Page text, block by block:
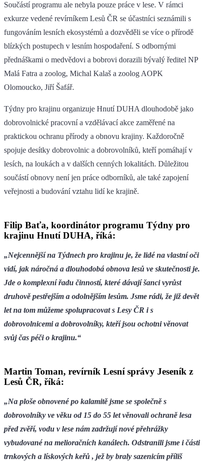
Součástí programu ale nebyla pouze práce v lese. V rámci
exkurze vedené revírníkem Lesů ČR se účastníci seznámili s
fungováním lesních ekosystémů a dozvěděli se více o přírodě
blízkých postupech v lesním hospodaření. S odbornými
přednáškami o medvědovi a bobrovi dorazili bývalý ředitel NP
Malá Fatra a zoolog, Michal Kalaš a zoolog AOPK
Olomoucko, Jiří Šafář.
Týdny pro krajinu organizuje Hnutí DUHA dlouhodobě jako
dobrovolnické pracovní a vzdělávací akce zaměřené na
praktickou ochranu přírody a obnovu krajiny. Každoročně
spojuje desítky dobrovolnic a dobrovolníků, kteří pomáhají v
lesích, na loukách a v dalších cenných lokalitách. Důležitou
součástí obnovy není jen práce odborníků, ale také zapojení
veřejnosti a budování vztahu lidí ke krajině.
Filip Baťa, koordinátor programu Týdny pro
krajinu Hnutí DUHA, říká:
„Nejcennější na Týdnech pro krajinu je, že lidé na vlastní oči
vidí, jak náročná a dlouhodobá obnova lesů ve skutečnosti je.
Jde o komplexní řadu činností, které dávají šanci vyrůst
druhově pestřejším a odolnějším lesům. Jsme rádi, že již devět
let na tom můžeme spolupracovat s Lesy ČR i s
dobrovolnicemi a dobrovolníky, kteří jsou ochotni věnovat
svůj čas péči o krajinu.“
Martin Toman, revírník Lesní správy Jeseník z
Lesů ČR, říká:
„Na ploše obnovené po kalamitě jsme se společně s
dobrovolníky ve věku od 15 do 55 let věnovali ochraně lesa
před zvěří, vodu v lese nám zadržují nové přehrážky
vybudované na melioračních kanálech. Odstranili jsme i části
trnkových a lískových keřů , jež by braly sazenicím příliš